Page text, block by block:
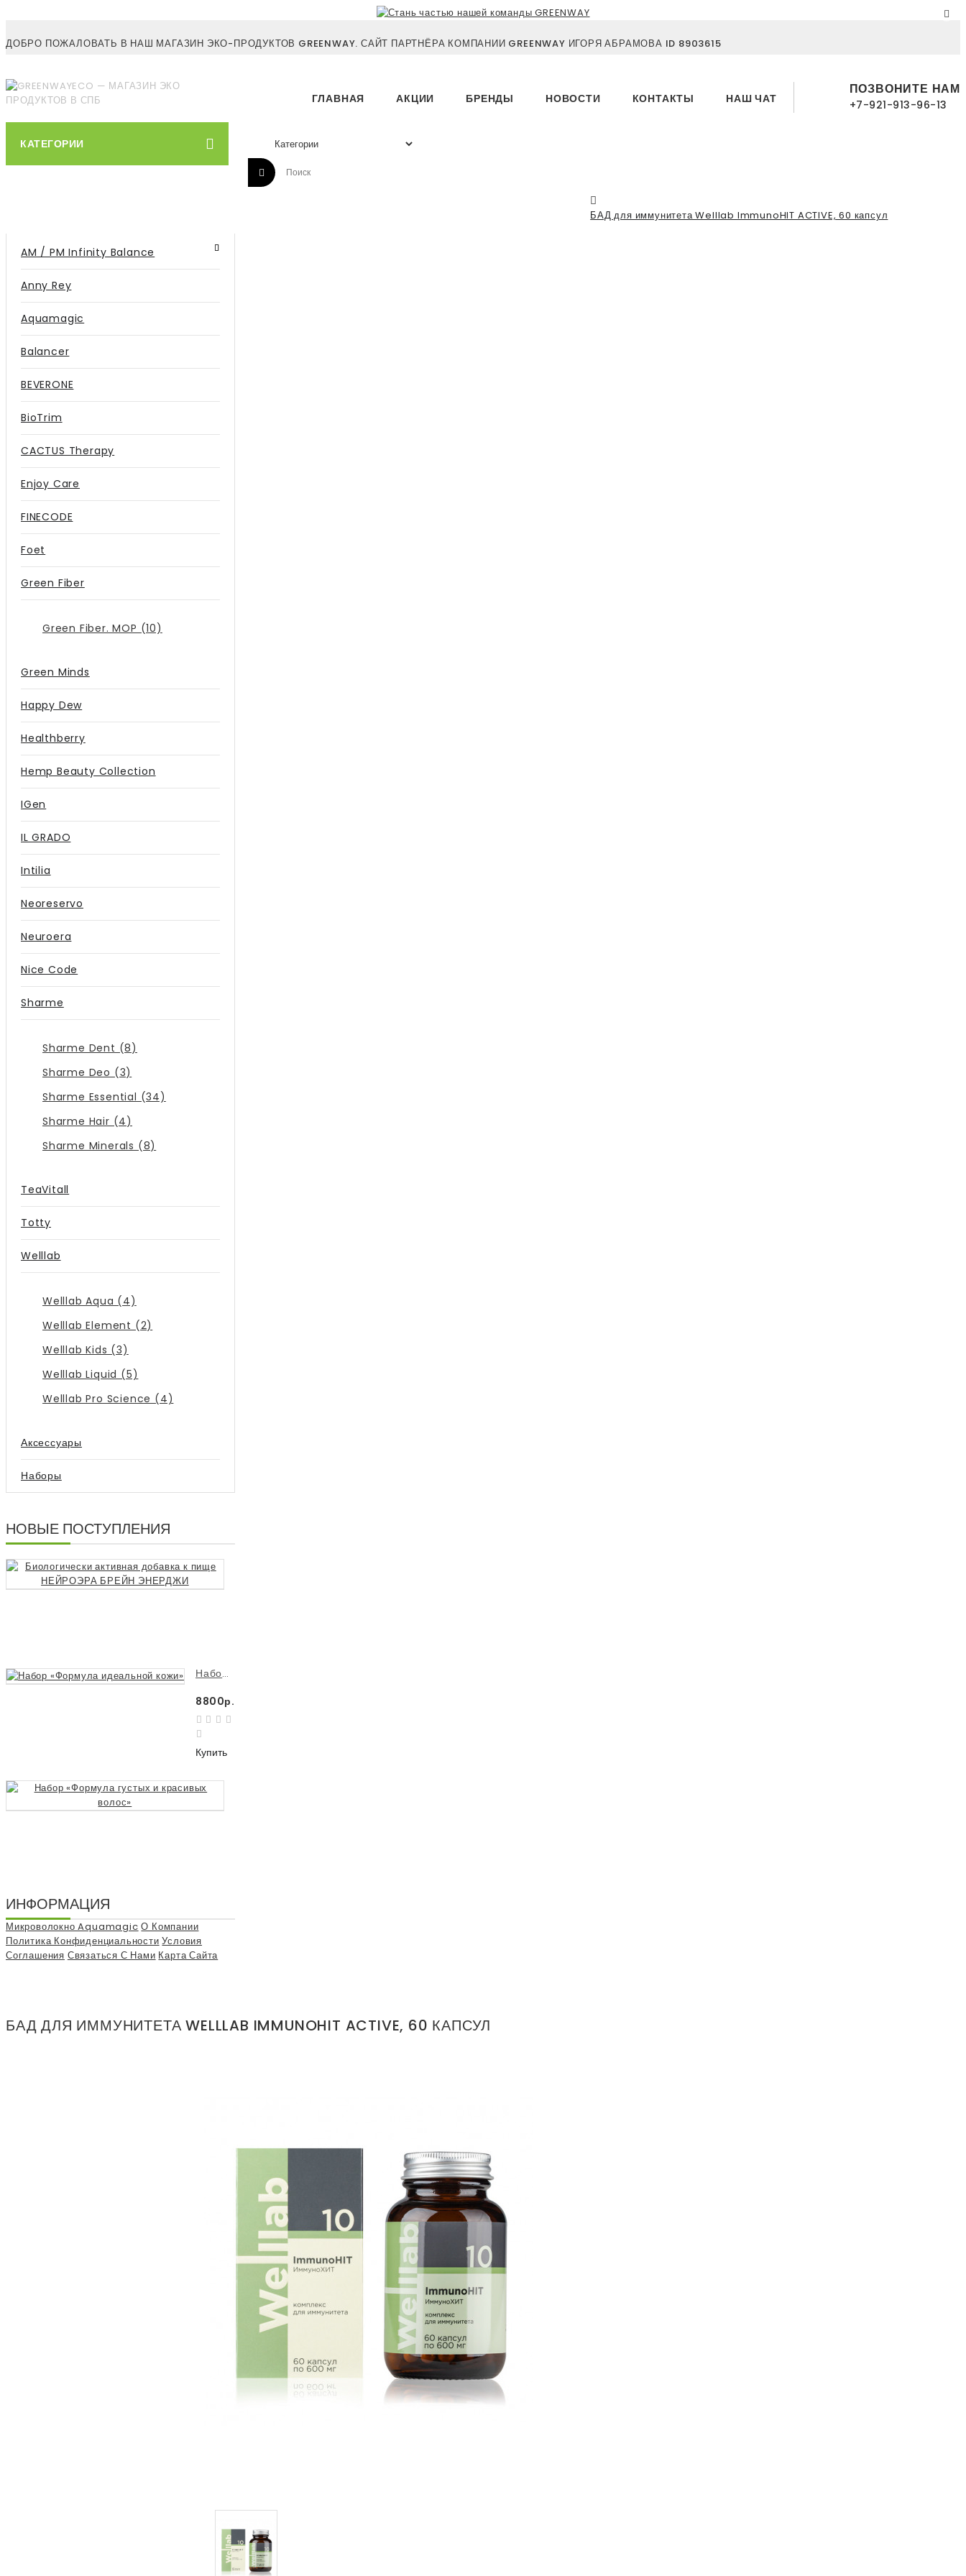
ДОБРО ПОЖАЛОВАТЬ В НАШ МАГАЗИН ЭКО-ПРОДУКТОВ GREENWAY. САЙТ ПАРТНЁРА КОМПАНИИ GREENWAY ИГОРЯ АБРАМОВА ID 8903615
ПОЗВОНИТЕ НАМ
+7-921-913-96-13
ГЛАВНАЯ АКЦИИ БРЕНДЫ НОВОСТИ КОНТАКТЫ НАШ ЧАТ
КАТЕГОРИИ
БАД для иммунитета Welllab ImmunoHIT ACTIVE, 60 капсул
AM / PM Infinity Balance
Anny Rey
Aquamagic
Balancer
BEVERONE
BioTrim
CACTUS Therapy
Enjoy Care
FINECODE
Foet
Green Fiber
Green Fiber. MOP (10)
Green Minds
Happy Dew
Healthberry
Hemp Beauty Collection
IGen
IL GRADO
Intilia
Neoreservo
Neuroera
Nice Code
Sharme
Sharme Dent (8)
Sharme Deo (3)
Sharme Essential (34)
Sharme Hair (4)
Sharme Minerals (8)
TeaVitall
Totty
Welllab
Welllab Aqua (4)
Welllab Element (2)
Welllab Kids (3)
Welllab Liquid (5)
Welllab Pro Science (4)
Аксессуары
Наборы
НОВЫЕ ПОСТУПЛЕНИЯ
Набор «Формула идеальной кожи»
8800р.
Купить
ИНФОРМАЦИЯ
Микроволокно Aquamagic О Компании
Политика Конфиденциальности Условия
Соглашения Связаться С Нами Карта Сайта
БАД ДЛЯ ИММУНИТЕТА WELLLAB IMMUNOHIT ACTIVE, 60 КАПСУЛ